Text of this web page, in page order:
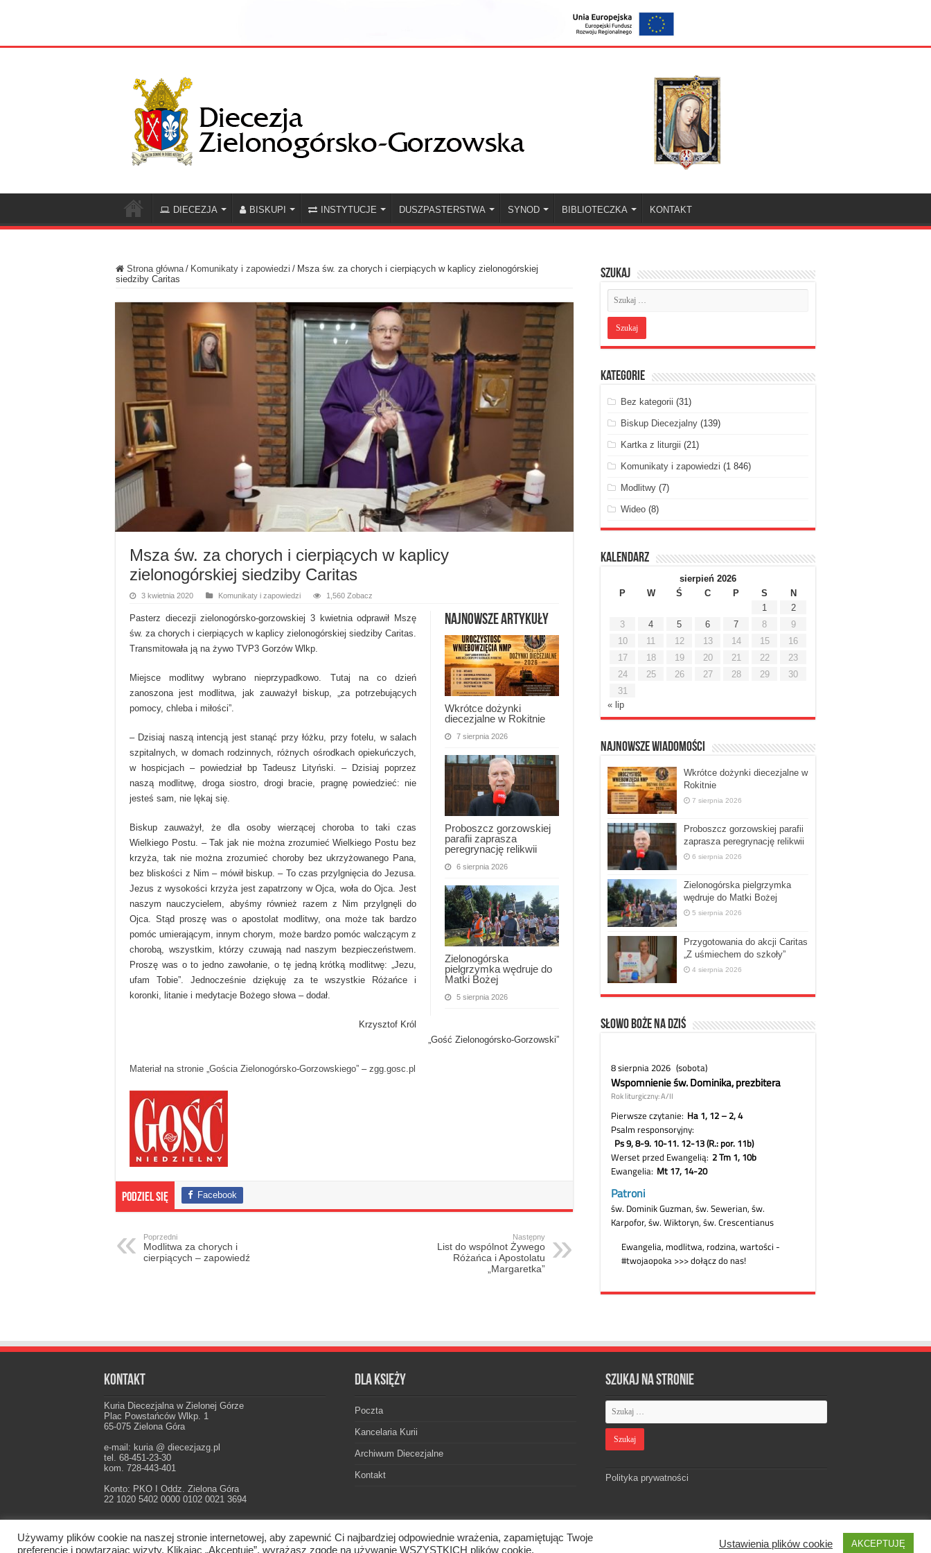
DIECEZJA BISKUPI INSTYTUCJE DUSZPASTERSTWA SYNOD BIBLIOTECZKA KONTAKT
Strona główna / Komunikaty i zapowiedzi / Msza św. za chorych i cierpiących w kaplicy zielonogórskiej
siedziby Caritas
Msza św. za chorych i cierpiących w kaplicy
zielonogórskiej siedziby Caritas
3 kwietnia 2020 Komunikaty i zapowiedzi 1,560 Zobacz
Najnowsze artykuły
Wkrótce dożynki
diecezjalne w Rokitnie
7 sierpnia 2026
Proboszcz gorzowskiej
parafii zaprasza
peregrynację relikwii
6 sierpnia 2026
Zielonogórska
pielgrzymka wędruje do
Matki Bożej
5 sierpnia 2026
Pasterz diecezji zielonogórsko-gorzowskiej 3 kwietnia odprawił Mszę
św. za chorych i cierpiących w kaplicy zielonogórskiej siedziby Caritas.
Transmitowała ją na żywo TVP3 Gorzów Wlkp.
Miejsce modlitwy wybrano nieprzypadkowo. Tutaj na co dzień
zanoszona jest modlitwa, jak zauważył biskup, „za potrzebujących
pomocy, chleba i miłości”.
– Dzisiaj naszą intencją jest stanąć przy łóżku, przy fotelu, w salach
szpitalnych, w domach rodzinnych, różnych ośrodkach opiekuńczych,
w hospicjach – powiedział bp Tadeusz Lityński. – Dzisiaj poprzez
naszą modlitwę, droga siostro, drogi bracie, pragnę powiedzieć: nie
jesteś sam, nie lękaj się.
Biskup zauważył, że dla osoby wierzącej choroba to taki czas
Wielkiego Postu. – Tak jak nie można zrozumieć Wielkiego Postu bez
krzyża, tak nie można zrozumieć choroby bez ukrzyżowanego Pana,
bez bliskości z Nim – mówił biskup. – To czas przylgnięcia do Jezusa.
Jezus z wysokości krzyża jest zapatrzony w Ojca, woła do Ojca. Jest
naszym nauczycielem, abyśmy również razem z Nim przylgnęli do
Ojca. Stąd proszę was o apostolat modlitwy, ona może tak bardzo
pomóc umierającym, innym chorym, może bardzo pomóc walczącym z
chorobą, wszystkim, którzy czuwają nad naszym bezpieczeństwem.
Proszę was o to jedno zawołanie, o tę jedną krótką modlitwę: „Jezu,
ufam Tobie”. Jednocześnie dziękuję za te wszystkie Różańce i
koronki, litanie i medytacje Bożego słowa – dodał.
Krzysztof Król
„Gość Zielonogórsko-Gorzowski”
Materiał na stronie „Gościa Zielonogórsko-Gorzowskiego” – zgg.gosc.pl
Podziel się Facebook
Poprzedni
Modlitwa za chorych i
cierpiących – zapowiedź
Następny
List do wspólnot Żywego
Różańca i Apostolatu
„Margaretka”
Szukaj
Kategorie
Bez kategorii (31)
Biskup Diecezjalny(139)
Kartka z liturgii (21)
Komunikaty i zapowiedzi (1 846)
Modlitwy(7)
Wideo(8)
Kalendarz
sierpień 2026
P
W Ś C P S
N
1
2
3
4 5 6 7 8
9
10
11 12 13 14 15
16
17
18 19 20 21 22
23
24
25 26 27 28 29
30
31
« lip
Najnowsze Wiadomości
Wkrótce dożynki diecezjalne w
Rokitnie
7 sierpnia 2026
Proboszcz gorzowskiej parafii
zaprasza peregrynację relikwii
6 sierpnia 2026
Zielonogórska pielgrzymka
wędruje do Matki Bożej
5 sierpnia 2026
Przygotowania do akcji Caritas
„Z uśmiechem do szkoły”
4 sierpnia 2026
Słowo Boże na dziś
Kontakt
Kuria Diecezjalna w Zielonej Górze
Plac Powstańców Wlkp. 1
65-075 Zielona Góra
e-mail: kuria @ diecezjazg.pl
tel. 68-451-23-30
kom. 728-443-401
Konto: PKO I Oddz. Zielona Góra
22 1020 5402 0000 0102 0021 3694
Dla księży
Poczta
Kancelaria Kurii
Archiwum Diecezjalne
Kontakt
Szukaj na stronie
Polityka prywatności
Designed byWebdawid
Oficjalna strona Diecezji Zielonogórsko-Gorzowskiej. © 2026. Wszelkie prawa zastrzeżone.
Używamy plików cookie na naszej stronie internetowej, aby zapewnić Ci najbardziej odpowiednie wrażenia, zapamiętując Twoje
preferencje i powtarzając wizyty. Klikając „Akceptuję”, wyrażasz zgodę na używanie WSZYSTKICH plików cookie.
Ustawienia plików cookie AKCEPTUJĘ